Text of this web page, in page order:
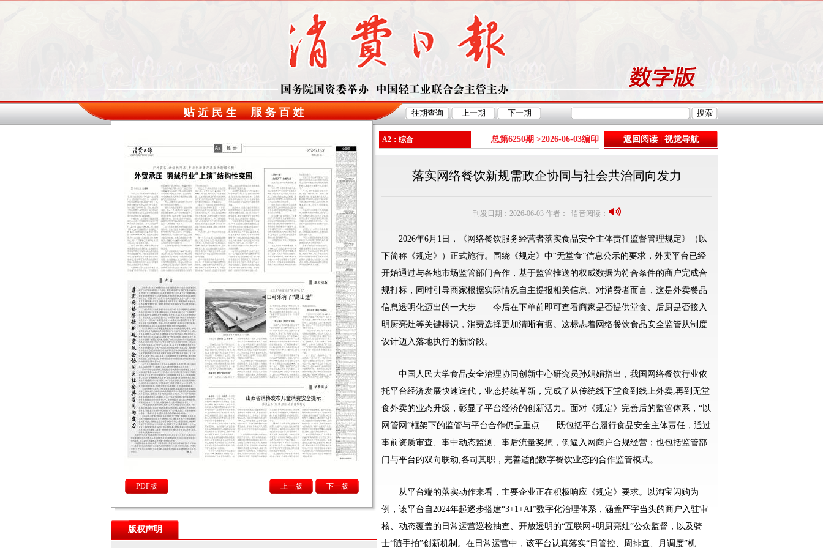
PDF版 下一版
上一版
版权声明
A2：综合 总第6250期 >2026-06-03编印 返回阅读|视觉导航
落实网络餐饮新规需政企协同与社会共治同向发力
刊发日期：2026-06-03 作者： 语音阅读：
2026年6月1日，《网络餐饮服务经营者落实食品安全主体责任监督管理规定》（以
下简称《规定》）正式施行。围绕《规定》中“无堂食”信息公示的要求，外卖平台已经
开始通过与各地市场监管部门合作，基于监管推送的权威数据为符合条件的商户完成合
规打标，同时引导商家根据实际情况自主提报相关信息。对消费者而言，这是外卖餐品
信息透明化迈出的一大步——今后在下单前即可查看商家是否提供堂食、后厨是否接入
明厨亮灶等关键标识，消费选择更加清晰有据。这标志着网络餐饮食品安全监管从制度
设计迈入落地执行的新阶段。
中国人民大学食品安全治理协同创新中心研究员孙娟娟指出，我国网络餐饮行业依
托平台经济发展快速迭代，业态持续革新，完成了从传统线下堂食到线上外卖,再到无堂
食外卖的业态升级，彰显了平台经济的创新活力。面对《规定》完善后的监管体系，“以
网管网”框架下的监管与平台合作仍是重点——既包括平台履行食品安全主体责任，通过
事前资质审查、事中动态监测、事后流量奖惩，倒逼入网商户合规经营；也包括监管部
门与平台的双向联动,各司其职，完善适配数字餐饮业态的合作监管模式。
从平台端的落实动作来看，主要企业正在积极响应《规定》要求。以淘宝闪购为
例，该平台自2024年起逐步搭建“3+1+AI”数字化治理体系，涵盖严字当头的商户入驻审
核、动态覆盖的日常运营巡检抽查、开放透明的“互联网+明厨亮灶”公众监督，以及骑
士“随手拍”创新机制。在日常运营中，该平台认真落实“日管控、周排查、月调度”机